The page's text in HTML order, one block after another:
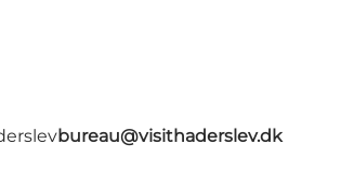
bureau@visithaderslev.dk